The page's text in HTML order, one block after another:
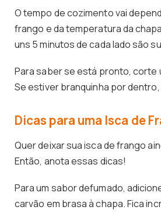
O tempo de cozimento vai
frango e da temperatura da
uns 5 minutos de cada lado são
Para saber se está pronto, corte
Se estiver branquinha por
Dicas para uma Isca de
Quer deixar sua isca de frango
Então, anota essas dicas!
Para um sabor defumado,
carvão em brasa à chapa. Fica